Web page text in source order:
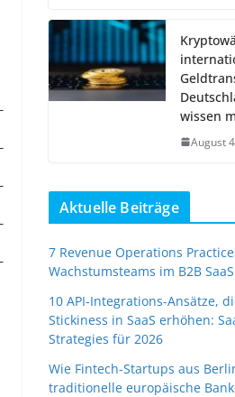
wissen
August
Aktuelle Beiträge
7 Revenue Operations
Wachstumsteams im B2B
10 API-Integrations-Ansätze,
Stickiness in SaaS erhöhen:
Strategies für 2026
Wie Fintech-Startups aus
traditionelle europäische